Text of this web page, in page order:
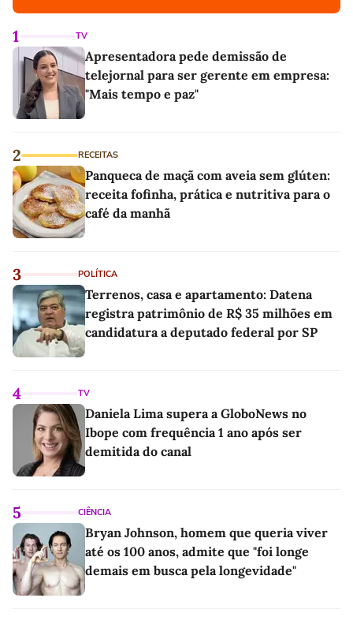
1 TV
Apresentadora pede demissão de
telejornal para ser gerente em empresa:
"Mais tempo e paz"
2 RECEITAS
Panqueca de maçã com aveia sem glúten:
receita fofinha, prática e nutritiva para o
café da manhã
3 POLÍTICA
Terrenos, casa e apartamento: Datena
registra patrimônio de R$ 35 milhões em
candidatura a deputado federal por SP
4 TV
Daniela Lima supera a GloboNews no
Ibope com frequência 1 ano após ser
demitida do canal
5 CIÊNCIA
Bryan Johnson, homem que queria viver
até os 100 anos, admite que "foi longe
demais em busca pela longevidade"